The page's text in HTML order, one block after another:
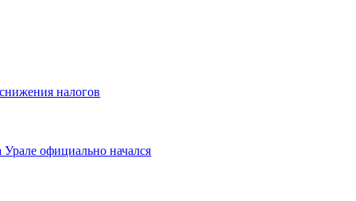
налогов
официально начался